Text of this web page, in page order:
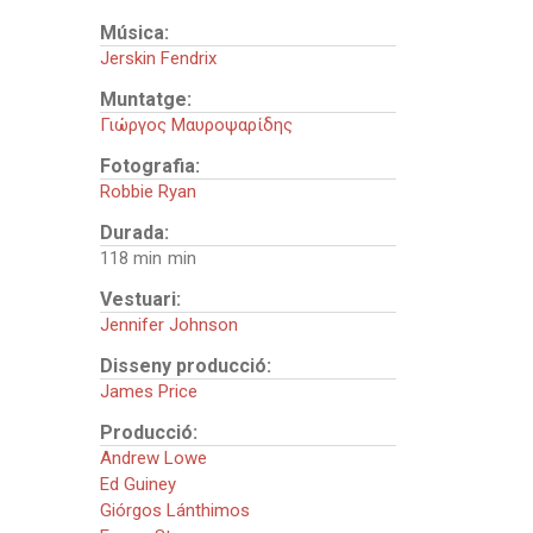
Música:
Jerskin Fendrix
Muntatge:
Γιώργος Μαυροψαρίδης
Fotografia:
Robbie Ryan
Durada:
118 min
Vestuari:
Jennifer Johnson
Disseny producció:
James Price
Producció:
Andrew Lowe
Ed Guiney
Giórgos Lánthimos